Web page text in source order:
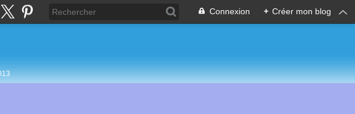
Connexion + Créer mon blog